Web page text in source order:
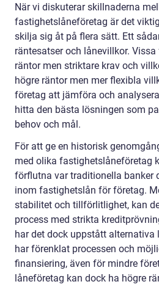
När vi diskuterar skillnaderna
fastighetslåneföretag är det
skilja sig åt på flera sätt. Ett
räntesatser och lånevillkor.
räntor men striktare krav och
högre räntor men mer flexibla
företag att jämföra och
hitta den bästa lösningen som
behov och mål.
För att ge en historisk
med olika fastighetslåneföretag
förflutna var traditionella banker
inom fastighetslån för företag.
stabilitet och tillförlitlighet, kan
process med strikta
har det dock uppstått alternativa
har förenklat processen och
finansiering, även för mindre
låneföretag kan dock ha högre